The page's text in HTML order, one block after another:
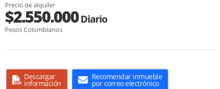
Precio de alquiler
$2.550.000Diario
Pesos Colombianos
Descargar
información
Recomendar inmueble
por correo electrónico